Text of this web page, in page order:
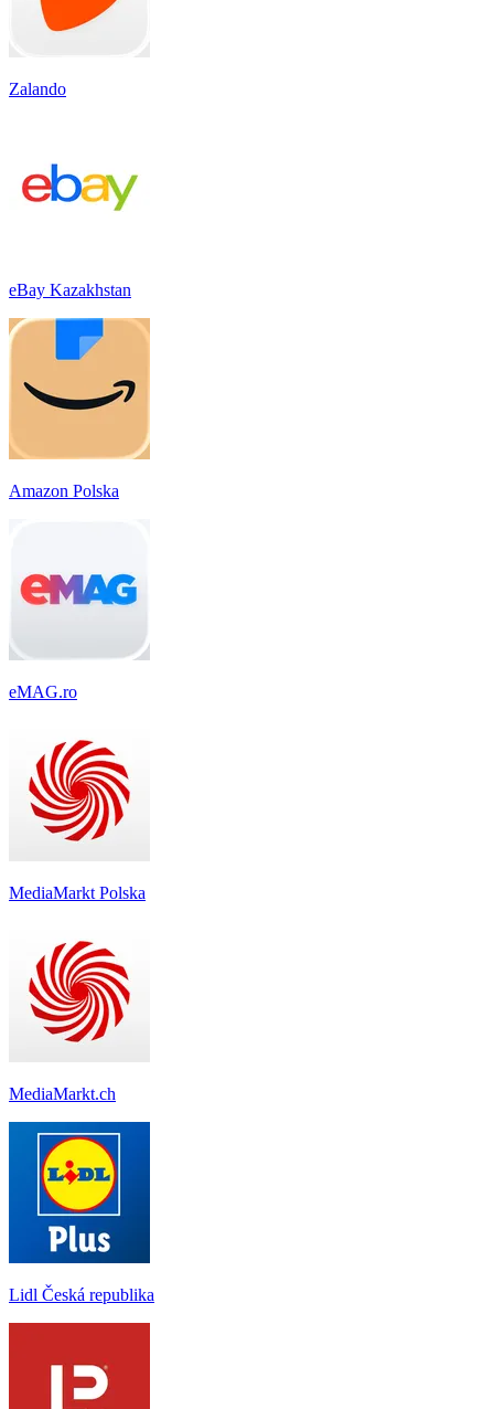
Zalando
eBay Kazakhstan
Amazon Polska
eMAG.ro
MediaMarkt Polska
MediaMarkt.ch
Lidl Česká republika